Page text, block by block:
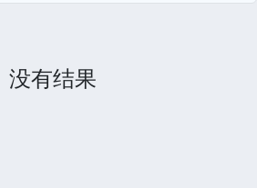
没有结果